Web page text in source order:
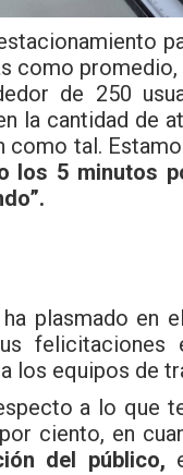
como promedio,
de 250
la cantidad de
tal.
los 5 minutos
plasmado en
los equipos de
a lo que
ciento, en
del público,